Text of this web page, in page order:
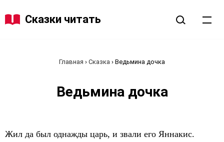
Сказки читать
Главная › Сказка › Ведьмина дочка
Ведьмина дочка
Жил да был однажды царь, и звали его Яннакис.